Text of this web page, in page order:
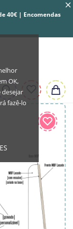
OK,
desejar
fazê-lo
40€ | Encomendas